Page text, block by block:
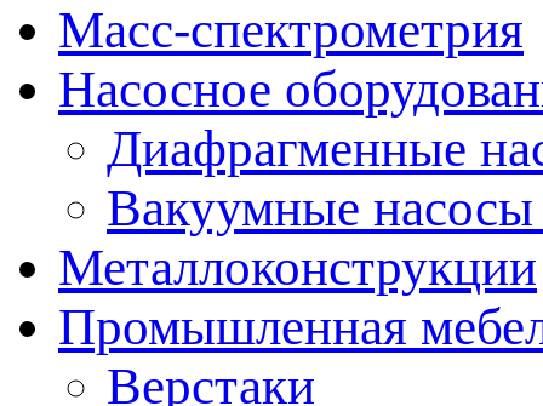
Масс-спектрометрия
Насосное
Диафрагменные
Вакуумные
Металлоконструкции
Промышленная
Верстаки